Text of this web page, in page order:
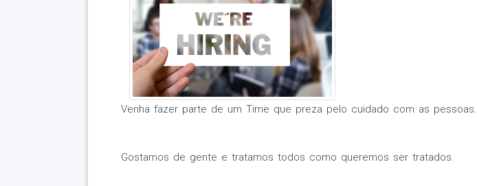
Venha fazer parte de um Time que preza pelo cuidado com as pessoas.
Gostamos de gente e tratamos todos como queremos ser tratados.